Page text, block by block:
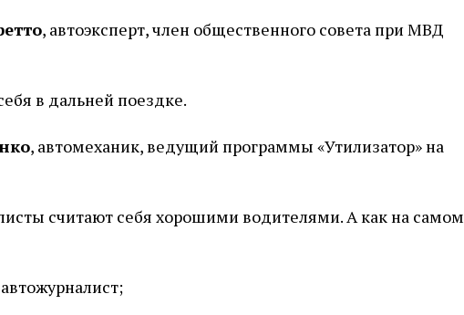
, автоэксперт, член общественного совета при МВД
в дальней поездке.
, автомеханик, ведущий программы «Утилизатор» на
считают себя хорошими водителями. А как на самом
автожурналист;